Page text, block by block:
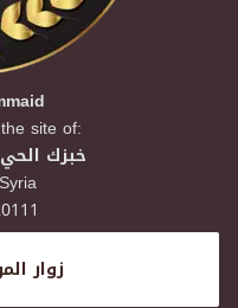
site of:
your live bread - خبزك الحي
Syria
زوار